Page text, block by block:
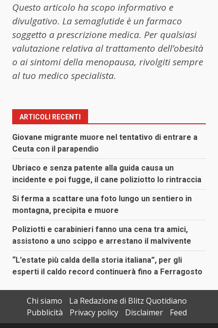
Questo articolo ha scopo informativo e
divulgativo. La semaglutide è un farmaco
soggetto a prescrizione medica. Per qualsiasi
valutazione relativa al trattamento dell’obesità
o ai sintomi della menopausa, rivolgiti sempre
al tuo medico specialista.
ARTICOLI RECENTI
Giovane migrante muore nel tentativo di entrare a
Ceuta con il parapendio
Ubriaco e senza patente alla guida causa un
incidente e poi fugge, il cane poliziotto lo rintraccia
Si ferma a scattare una foto lungo un sentiero in
montagna, precipita e muore
Poliziotti e carabinieri fanno una cena tra amici,
assistono a uno scippo e arrestano il malvivente
“L’estate più calda della storia italiana”, per gli
esperti il caldo record continuerà fino a Ferragosto
Chi siamo
La Redazione di Blitz Quotidiano
Pubblicità
Privacy policy Disclaimer Feed